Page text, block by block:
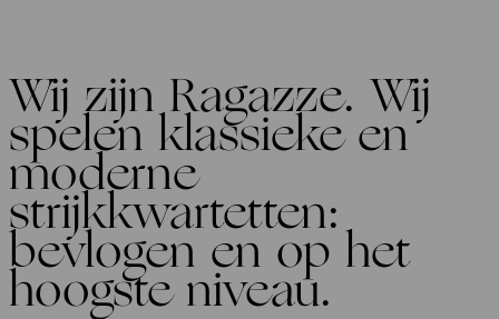
Wij zijn Ragazze. Wij
spelen klassieke en
moderne
strijkkwartetten:
bevlogen en op het
hoogste niveau.